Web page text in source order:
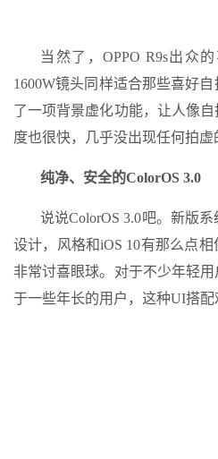
当然了，OPPO R9s出众
1600W镜头同样适合那些喜好
了一项背景虚化功能，让人像
度也很快，几乎没出现任何拍虚
纯净、安全的ColorOS 3.0
说说ColorOS 3.0吧。新版
设计，风格和iOS 10有那么点
非常讨喜眼球。对于不少年轻
于一些年长的用户，这种UI搭配